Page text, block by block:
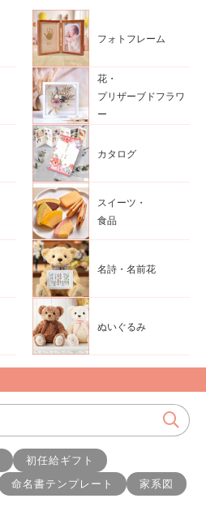
フォトフレーム
花・
プリザーブドフラワ
ー
カタログ
スイーツ・
食品
名詩・名前花
ぬいぐるみ
初任給ギフト
命名書テンプレート 家系図